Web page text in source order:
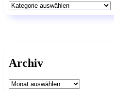
Kategorien
Archiv
Archiv